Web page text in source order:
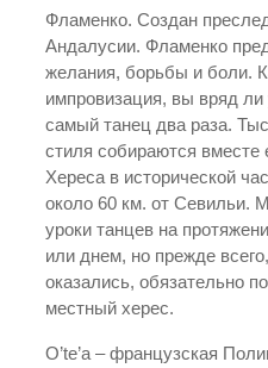
Фламенко. Создан
Андалусии. Фламенко
желания, борьбы и боли.
импровизация, вы вряд
самый танец два раза.
стиля собираются вместе
Хереса в исторической
около 60 км. от Севильи.
уроки танцев на
или днем, но прежде
оказались, обязательно
местный херес.
O’te’a – французская